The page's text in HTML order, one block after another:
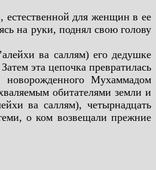
естественной для женщин в ее
на руки, поднял свою голову
ва саллям) его дедушке
эта цепочка превратилась
Мухаммадом
обитателями земли и
ва саллям), четырнадцать
о ком возвещали прежние